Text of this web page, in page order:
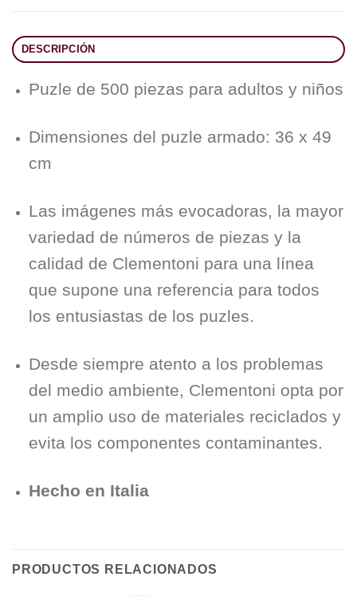
DESCRIPCIÓN
Puzle de 500 piezas para adultos y niños
Dimensiones del puzle armado: 36 x 49
cm
Las imágenes más evocadoras, la mayor
variedad de números de piezas y la
calidad de Clementoni para una línea
que supone una referencia para todos
los entusiastas de los puzles.
Desde siempre atento a los problemas
del medio ambiente, Clementoni opta por
un amplio uso de materiales reciclados y
evita los componentes contaminantes.
Hecho en Italia
PRODUCTOS RELACIONADOS